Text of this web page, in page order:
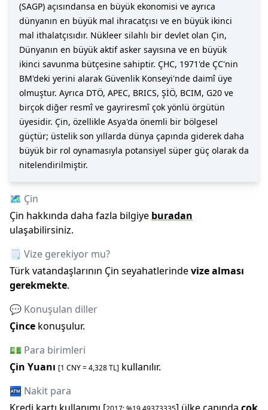
(SAGP) açısındansa en büyük ekonomisi ve ayrıca
dünyanın en büyük mal ihracatçısı ve en büyük ikinci
mal ithalatçısıdır. Nükleer silahlı bir devlet olan Çin,
Dünyanın en büyük aktif asker sayısına ve en büyük
ikinci savunma bütçesine sahiptir. ÇHC, 1971'de ÇC'nin
BM'deki yerini alarak Güvenlik Konseyi'nde daimî üye
olmuştur. Ayrıca DTÖ, APEC, BRICS, ŞİÖ, BCIM, G20 ve
birçok diğer resmî ve gayriresmî çok yönlü örgütün
üyesidir. Çin, özellikle Asya'da önemli bir bölgesel
güçtür; üstelik son yıllarda dünya çapında giderek daha
büyük bir rol oynamasıyla potansiyel süper güç olarak da
nitelendirilmiştir.
🗺️ Çin
Çin hakkında daha fazla bilgiye buradan
ulaşabilirsiniz.
🗒️ Vize gerekiyor mu?
Türk vatandaşlarının Çin seyahatlerindevize alması
gerekmekte.
💬 Konuşulan diller
Çince konuşulur.
💵 Para birimleri
Çin Yuanı [1 CNY=4,328TL] kullanılır.
🏧 Nakit para